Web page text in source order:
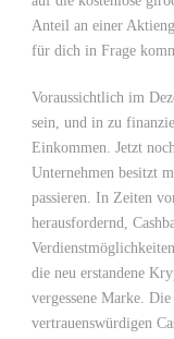
Anteil an einer
für dich in Frage
Voraussichtlich im
sein, und in zu
Einkommen. Jetzt
Unternehmen besitzt
passieren. In Zeiten
herausfordernd,
die neu erstandene
vergessene Marke.
vertrauenswürdigen